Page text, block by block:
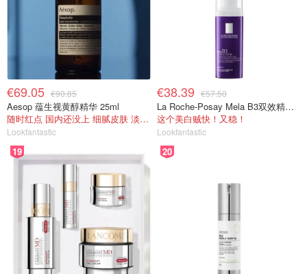
€69.05 €90.85
Aesop 蕴生视黄醇精华 25ml
随时红点 国内还没上 细腻皮肤 淡纹抗皱！
Lookfantastic
€38.39 €57.50
La Roche-Posay Mela B3双效精华 40ml
这个美白贼快！又稳！
Lookfantastic
19 20